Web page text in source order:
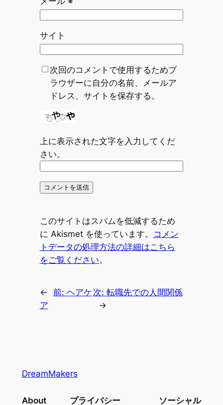
サイト
次回のコメントで使用するためブ
ラウザーに自分の名前、メールア
ドレス、サイトを保存する。
上に表示された文字を入力してくだ
さい。
このサイトはスパムを低減するため
に Akismet を使っています。
コメン
トデータの処理方法の詳細はこちら
をご覧ください。
← 前: ヘアケ
ア
次: 転職先での人間関係
→
DreamMakers
About プライバシー ソーシャル